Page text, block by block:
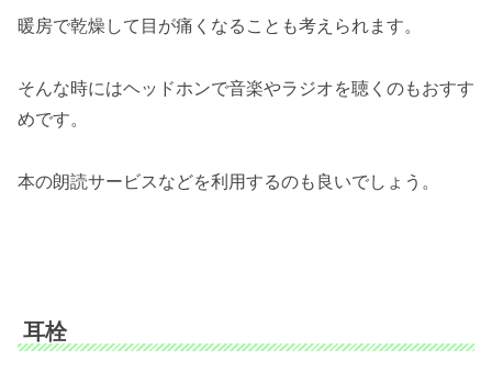
暖房で乾燥して目が痛くなることも考えられます。
そんな時にはヘッドホンで音楽やラジオを聴くのもおすす
めです。
本の朗読サービスなどを利用するのも良いでしょう。
耳栓